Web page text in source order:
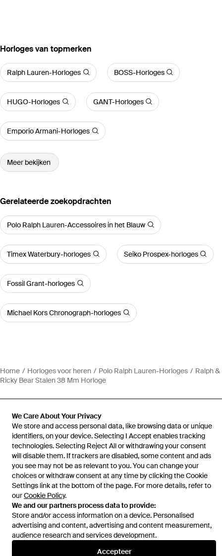
We Care About Your Privacy
We store and access personal data, like browsing data or unique
identifiers, on your device. Selecting I Accept enables tracking
technologies. Selecting Reject All or withdrawing your consent
will disable them. If trackers are disabled, some content and ads
you see may not be as relevant to you. You can change your
choices or withdraw consent at any time by clicking the Cookie
Settings link at the bottom of the page. For more details, refer to
ourCookie Policy.
We and our partners process data to provide:
Store and/or access information on a device. Personalised
advertising and content, advertising and content measurement,
audience research and services development.
Accepteer
‪Horloges‬ van topmerken
Ralph Lauren-Horloges BOSS-Horloges
HUGO-Horloges GANT-Horloges
Emporio Armani-Horloges
Meer bekijken
Gerelateerde zoekopdrachten
Polo Ralph Lauren-Accessoires in het Blauw
Timex Waterbury-horloges Seiko Prospex-horloges
Fossil Grant-horloges
Michael Kors Chronograph-horloges
Home Horloges voor heren Polo Ralph Lauren-Horloges
Ralph &
Ricky Bear Stalen 38 Mm Horloge
Hulp en informatie